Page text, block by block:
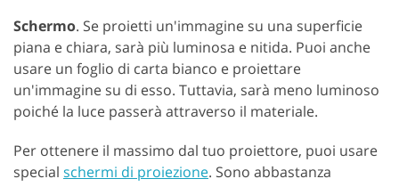
Schermo. Se proietti un'immagine su una superficie
piana e chiara, sarà più luminosa e nitida. Puoi anche
usare un foglio di carta bianco e proiettare
un'immagine su di esso. Tuttavia, sarà meno luminoso
poiché la luce passerà attraverso il materiale.
Per ottenere il massimo dal tuo proiettore, puoi usare
special schermi di proiezione. Sono abbastanza